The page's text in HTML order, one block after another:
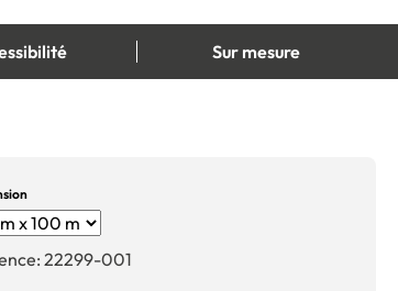
Sur mesure
22299-001